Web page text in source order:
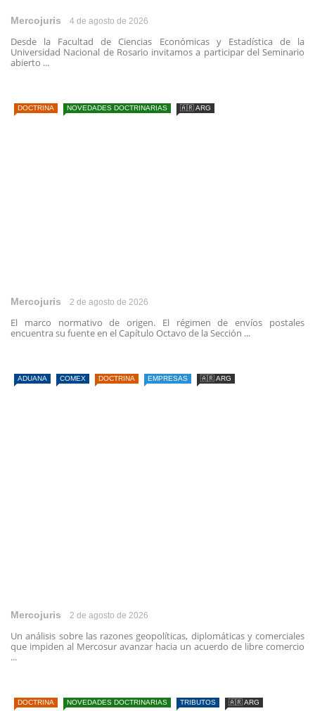
Mercojuris 4 de agosto de 2026
Desde la Facultad de Ciencias Económicas y Estadística de la
Universidad Nacional de Rosario invitamos a participar del Seminario
abierto ...
DOCTRINA NOVEDADES DOCTRINARIAS 🇦🇷 ARG
Mercojuris 2 de agosto de 2026
El marco normativo de origen. El régimen de envíos postales
encuentra su fuente en el Capítulo Octavo de la Sección ...
ADUANA COMEX DOCTRINA EMPRESAS 🇦🇷 ARG
Mercojuris 2 de agosto de 2026
Un análisis sobre las razones geopolíticas, diplomáticas y comerciales
que impiden al Mercosur avanzar hacia un acuerdo de libre comercio
...
DOCTRINA NOVEDADES DOCTRINARIAS TRIBUTOS 🇦🇷 ARG